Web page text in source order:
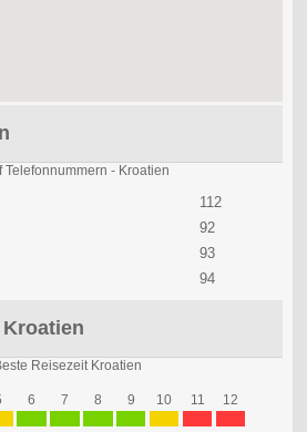
112
92
93
94
6 7 8 9 10 11 12